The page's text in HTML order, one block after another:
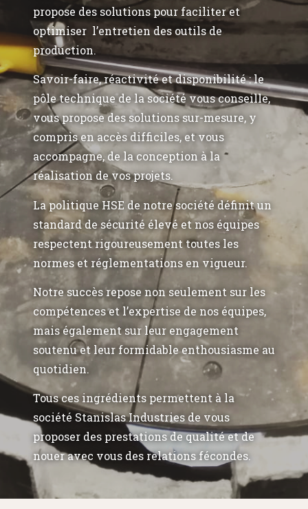
propose des solutions pour faciliter et
optimiser l’entretien des outils de
production.
Savoir-faire, réactivité et disponibilité : le
pôle technique de la société vous conseille,
vous propose des solutions sur-mesure, y
compris en accès difficiles, et vous
accompagne, de la conception à la
réalisation de vos projets.
La politique HSE de notre société définit un
standard de sécurité élevé et nos équipes
respectent rigoureusement toutes les
normes et réglementations en vigueur.
Notre succès repose non seulement sur les
compétences et l’expertise de nos équipes,
mais également sur leur engagement
soutenu et leur formidable enthousiasme au
quotidien.
Tous ces ingrédients permettent à la
société Stanislas Industries de vous
proposer des prestations de qualité et de
nouer avec vous des relations fécondes.